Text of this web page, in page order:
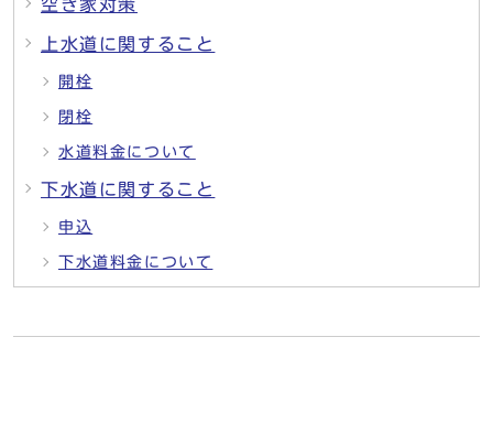
空き家対策
上水道に関すること
開栓
閉栓
水道料金について
下水道に関すること
申込
下水道料金について